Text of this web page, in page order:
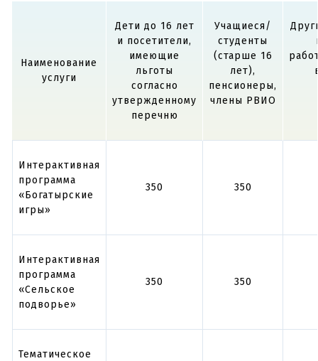
Наименование
услуги
Дети до 16 лет
и посетители,
имеющие
льготы
согласно
утвержденному
перечню
Учащиеся/
студенты
(старше 16
лет),
пенсионеры,
члены РВИО
Интерактивная
программа
«Богатырские
игры»
350 350
Интерактивная
программа
«Сельское
подворье»
350 350
Тематическое